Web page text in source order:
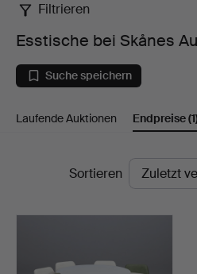
Esstische
bei
Skånes
Auktionsverk
Filtrieren
Esstische bei Skånes
Suche speichern
Laufende Auktionen Endpreise
EndpreiseSortieren